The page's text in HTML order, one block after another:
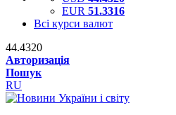
EUR 51.3316
Всі курси валют
44.4320
Авторизація
Пошук
RU